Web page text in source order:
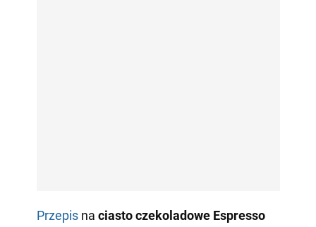
Przepisna ciasto czekoladowe Espresso